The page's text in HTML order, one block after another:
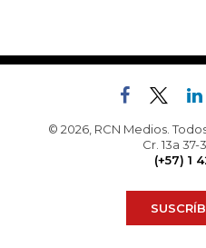
© 2026, RCN Medios.
Cr. 13a
(+57) 1